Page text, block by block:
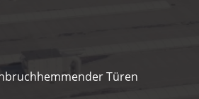
Türen